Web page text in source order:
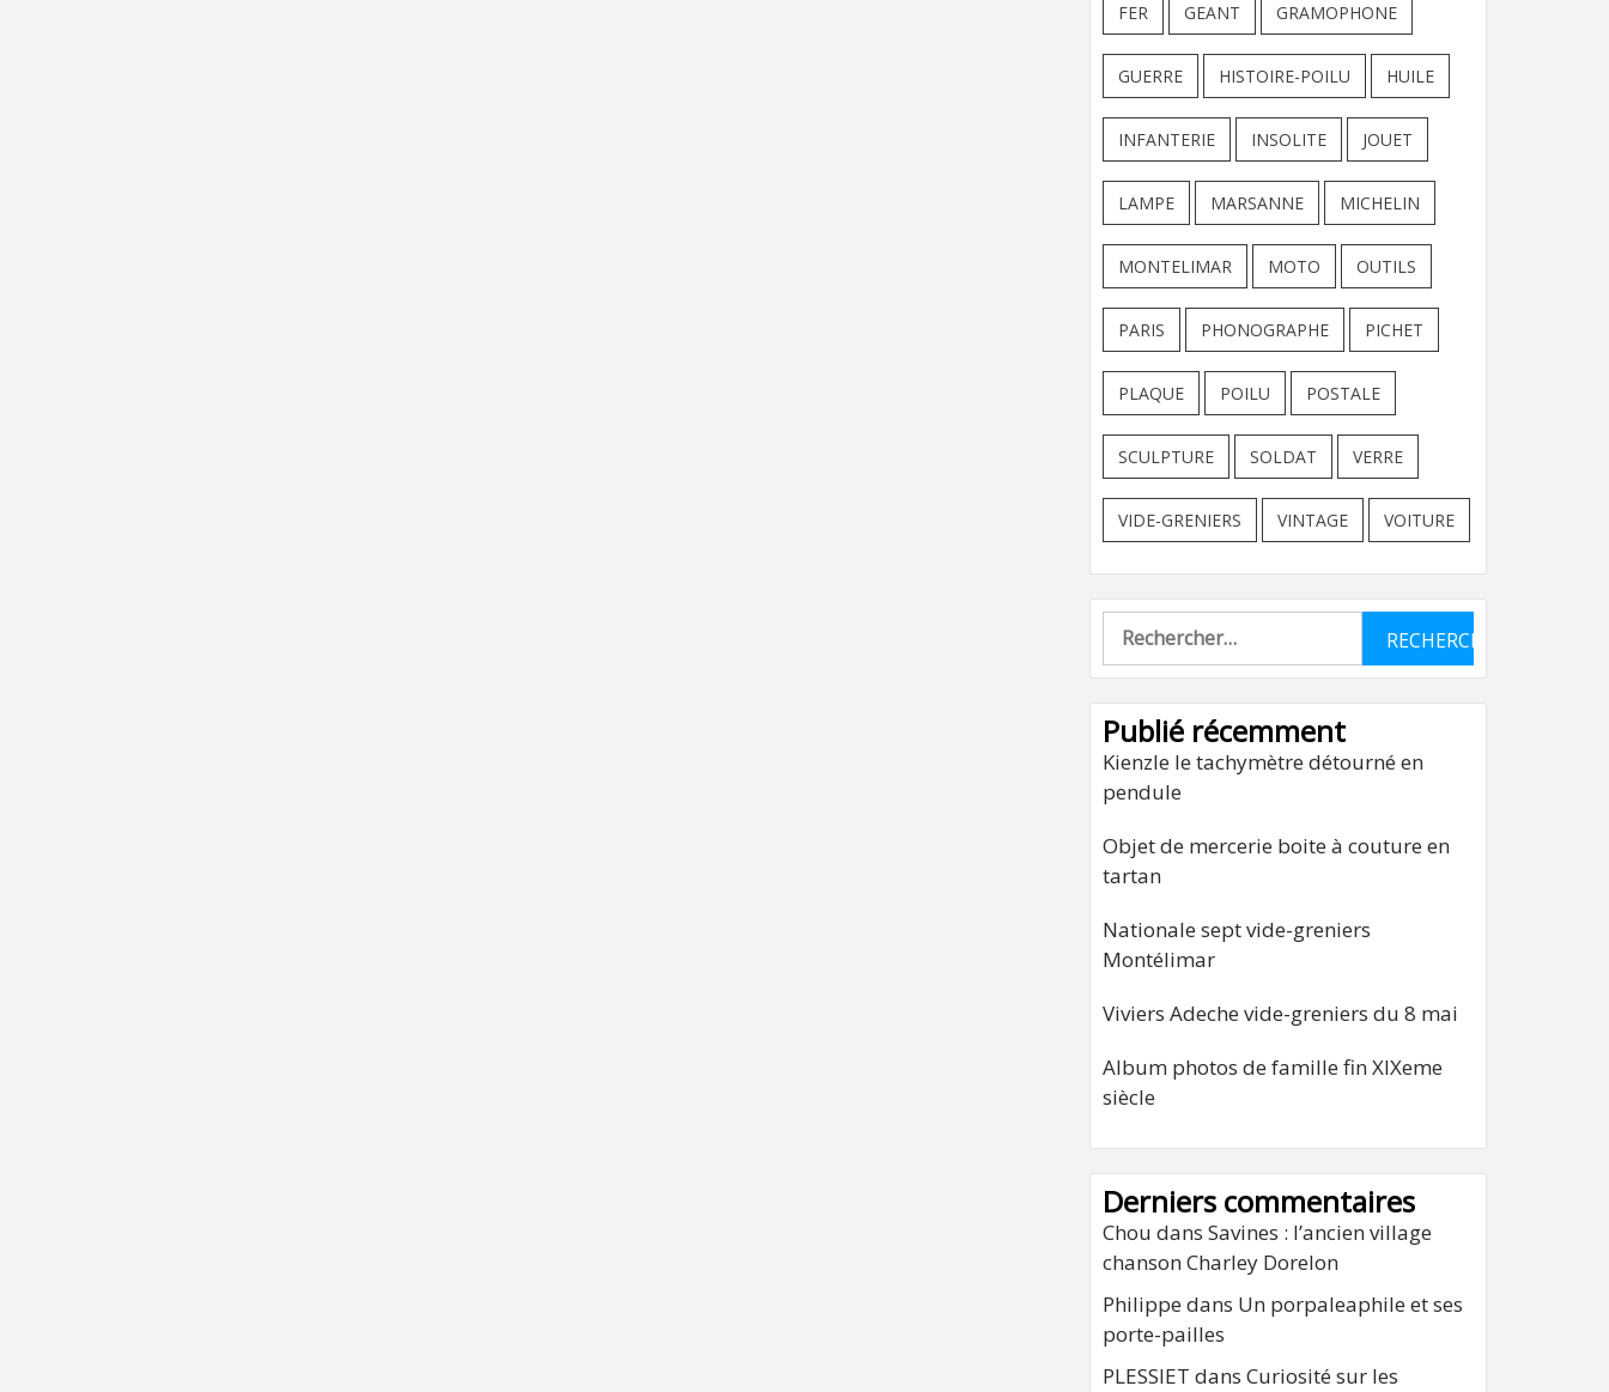
FER GEANT GRAMOPHONE
GUERRE HISTOIRE-POILU HUILE
INFANTERIE INSOLITE JOUET
LAMPE MARSANNE MICHELIN
MONTELIMAR MOTO OUTILS
PARIS PHONOGRAPHE PICHET
PLAQUE POILU POSTALE
SCULPTURE SOLDAT VERRE
VIDE-GRENIERS VINTAGE VOITURE
Rechercher :
Publié récemment
Kienzle le tachymètre détourné en
pendule
Objet de mercerie boite à couture en
tartan
Nationale sept vide-greniers
Montélimar
Viviers Adeche vide-greniers du 8 mai
Album photos de famille fin XIXeme
siècle
Derniers commentaires
Chou dans Savines : l’ancien village
chanson Charley Dorelon
Philippe dans Un porpaleaphile et ses
porte-pailles
PLESSIET dans Curiosité sur les